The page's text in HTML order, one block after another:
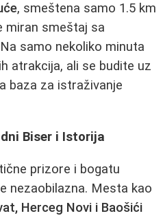
, smeštena samo 1.5 km
miran smeštaj sa
samo nekoliko minuta
atrakcija, ali se budite uz
baza za istraživanje
Biser i Istorija
prizore i bogatu
nezaobilazna. Mesta kao
Herceg Novi i Baošići